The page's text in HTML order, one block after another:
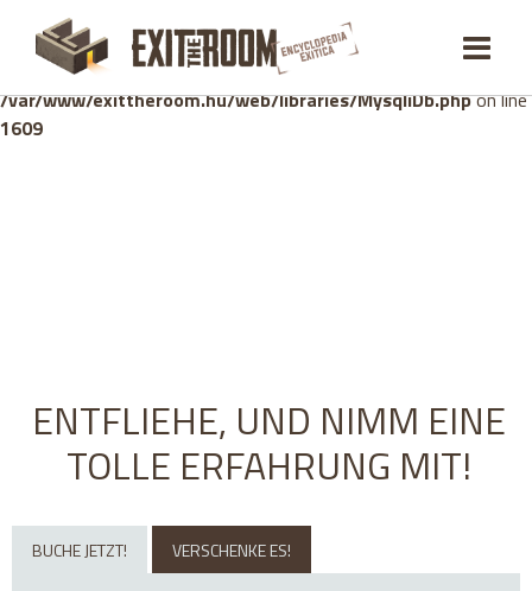
Warning: mysqli_stmt::bind_param(): Number of variables
doesn't match number of parameters in prepared statement in
/var/www/exittheroom.hu/web/libraries/MysqliDb.phpon line
1609
ENTFLIEHE, UND NIMM EINE
TOLLE ERFAHRUNG MIT!
BUCHE JETZT! VERSCHENKE ES!